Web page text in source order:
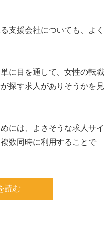
支援会社についても、よく
に目を通して、女性の転職
探す求人がありそうかを見
には、よさそうな求人サイ
数同時に利用することで
読む